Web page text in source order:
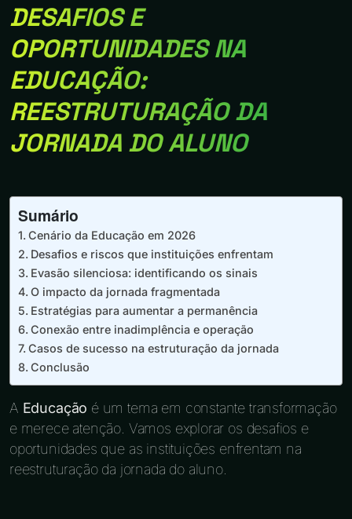
DESAFIOS E
OPORTUNIDADES NA
EDUCAÇÃO:
REESTRUTURAÇÃO DA
JORNADA DO ALUNO
Sumário
Cenário da Educação em 2026
Desafios e riscos que instituições enfrentam
Evasão silenciosa: identificando os sinais
O impacto da jornada fragmentada
Estratégias para aumentar a permanência
Conexão entre inadimplência e operação
Casos de sucesso na estruturação da jornada
Conclusão
A Educação é um tema em constante transformação
e merece atenção. Vamos explorar os desafios e
oportunidades que as instituições enfrentam na
reestruturação da jornada do aluno.